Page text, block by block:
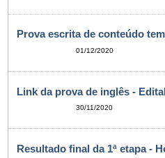
Prova escrita de conteúdo
01/12/2020
Link da prova de inglês -
30/11/2020
Resultado final da 1ª etapa -